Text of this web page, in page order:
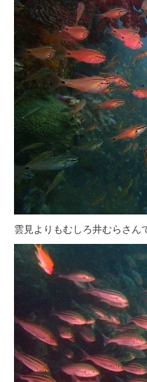
雲見よりもむしろ井むらさん